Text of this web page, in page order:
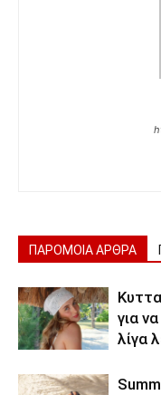
ΠΑΡΟΜΟΙΑ ΑΡΘΡΑ
για
λίγα